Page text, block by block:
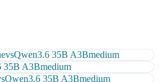
vsQwen3.6 35B A3Bmedium
35B A3Bmedium
Qwen3.6 35B A3Bmedium